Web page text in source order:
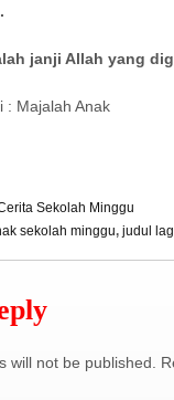
janji Allah yang
: Majalah Anak
Sekolah Minggu
sekolah minggu, judul
will not be published.